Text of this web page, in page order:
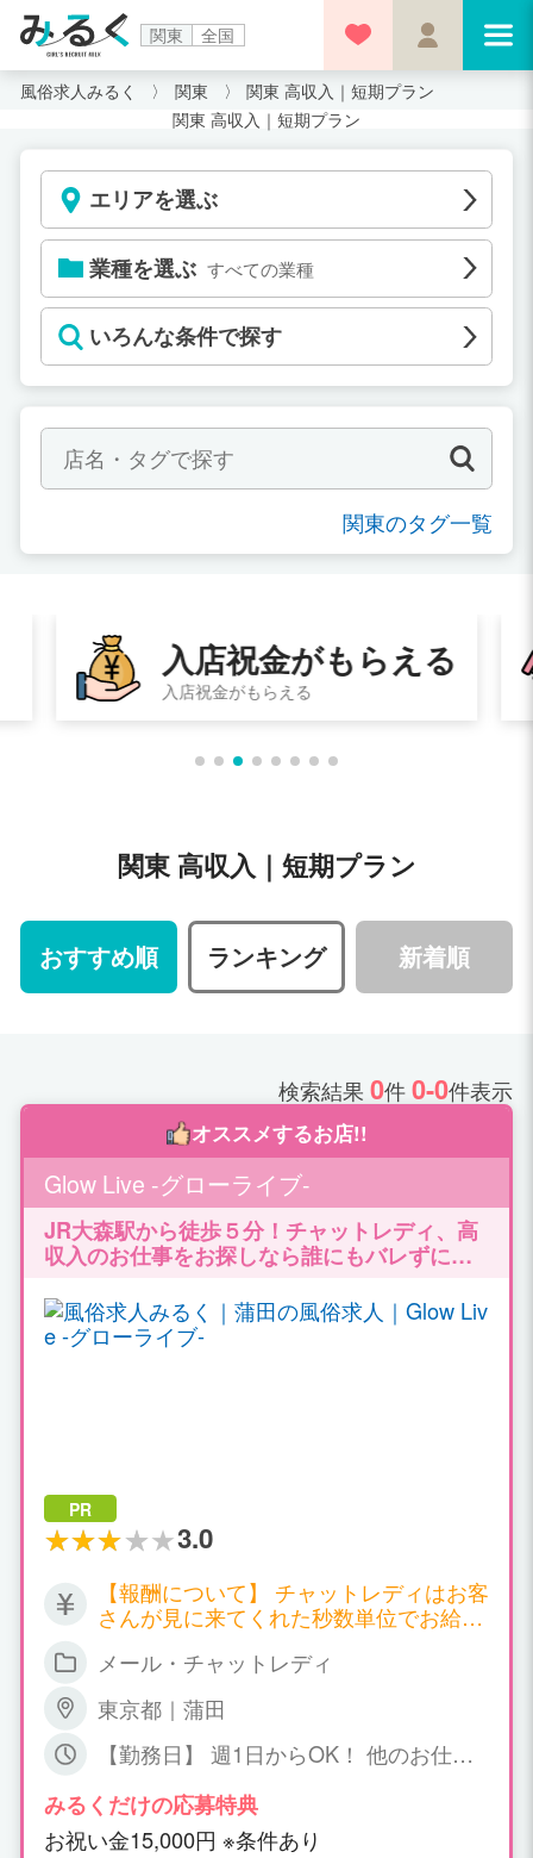
関東 全国
風俗求人みるく 関東
関東 高収入｜短期プラン
関東 高収入｜短期プラン
エリアを選ぶ
業種を選ぶ すべての業種
いろんな条件で探す
関東のタグ一覧
入店祝金がもらえる
入店祝金がもらえる
関東 高収入｜短期プラン
おすすめ順 ランキング 新着順
検索結果0件0-0件表示
オススメするお店!!
Glow Live -グローライブ-
JR大森駅から徒歩５分！チャットレディ、高
収入のお仕事をお探しなら誰にもバレずには
します。高収入バイトで充実のプライベート♪
PR
3.0
【報酬について】 チャットレディはお客
さんが見に来てくれた秒数単位でお給料
に報酬も違ってくるのですが、以下一例
2,700円～7,200円 ▼ツーショットチャッ
ト 時給 2,700円～4,500円 ▼パーティ
ーチャット 時給 1,800円～（＊一人の
お客様と話する場合） 同時に会話するお
客様が増えれば増える程、時給ＵＰ！ 平
均で時給3,000円以上、5,000円以上の方
メール・チャットレディ
東京都｜蒲田
【勤務日】 週1日からOK！ 他のお仕事
深夜、短時間でもOK! ご相談下さい
みるくだけの応募特典
お祝い金15,000円 ※条件あり